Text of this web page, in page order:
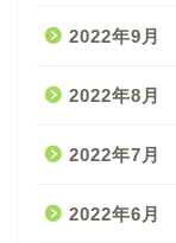
2022年9月
2022年8月
2022年7月
2022年6月